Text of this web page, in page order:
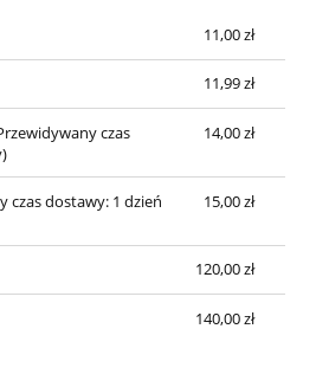
11,00 zł
11,99 zł
czas
14,00 zł
czas dostawy: 1 dzień
15,00 zł
120,00 zł
140,00 zł